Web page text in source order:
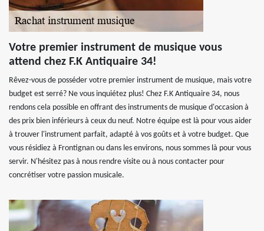
Votre premier instrument de musique vous
attend chez F.K Antiquaire 34!
Rêvez-vous de posséder votre premier instrument de musique, mais votre
budget est serré? Ne vous inquiétez plus! Chez F.K Antiquaire 34, nous
rendons cela possible en offrant des instruments de musique d'occasion à
des prix bien inférieurs à ceux du neuf. Notre équipe est là pour vous aider
à trouver l'instrument parfait, adapté à vos goûts et à votre budget. Que
vous résidiez à Frontignan ou dans les environs, nous sommes là pour vous
servir. N'hésitez pas à nous rendre visite ou à nous contacter pour
concrétiser votre passion musicale.